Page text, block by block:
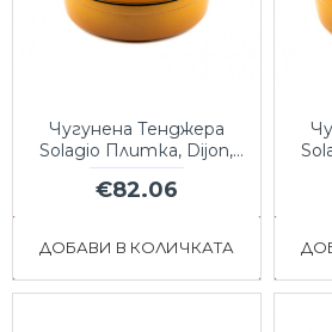
Чугунена Тенджера
Solagio Плитка, Dijon,
Ф26
€82.06
ДОБАВИ В КОЛИЧКАТА